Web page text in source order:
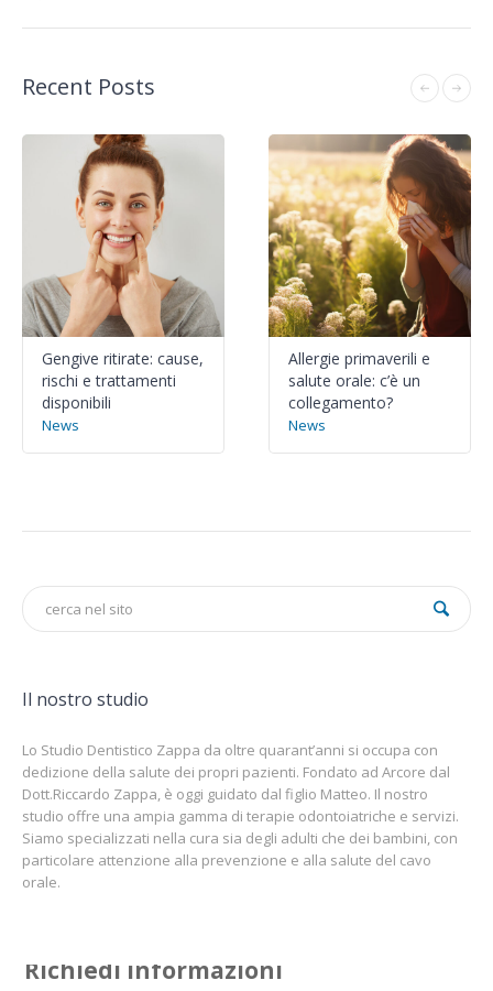
Recent Posts
Gengive ritirate: cause,
rischi e trattamenti
disponibili
News
Allergie primaverili e
salute orale: c’è un
collegamento?
News
Il nostro studio
Lo Studio Dentistico Zappa da oltre quarant’anni si occupa con
dedizione della salute dei propri pazienti. Fondato ad Arcore dal
Dott.Riccardo Zappa, è oggi guidato dal figlio Matteo. Il nostro
studio offre una ampia gamma di terapie odontoiatriche e servizi.
Siamo specializzati nella cura sia degli adulti che dei bambini, con
particolare attenzione alla prevenzione e alla salute del cavo
orale.
Richiedi informazioni